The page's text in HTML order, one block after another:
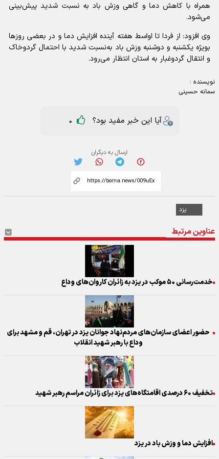
همراه با کاهش دما و گاهی وزش باد به نسبت شدید پیش‌بینی
می‌شود.
وی افزود: از فردا تا اواسط هفته آینده افزایش دما و در بعضی روز‌ها
بویژه یکشنبه و دوشنبه وزش باد به‌نسبت شدید با احتمال گردوخاک
و انتقال گردوغبار به استان انتظار می‌رود.
نویسنده :
سمانه حسینی
آیا این خبر مفید بود؟ 0
ارسال به دیگران
یزد
عناوین مرتبط
خدمت‌رسانی ۵۰ موکب در یزد به زائران کاروان‌های وداع
حضور اعضای سازمان‌های مردم‌نهاد جوانان یزد در تهران، قم و مشهد برای
وداع با رهبر شهید انقلاب
تخفیف ۶۰ درصدی اقامتگاه‌های یزد برای زائران مراسم رهبر شهید
افزایش دما و وزش باد در یزد